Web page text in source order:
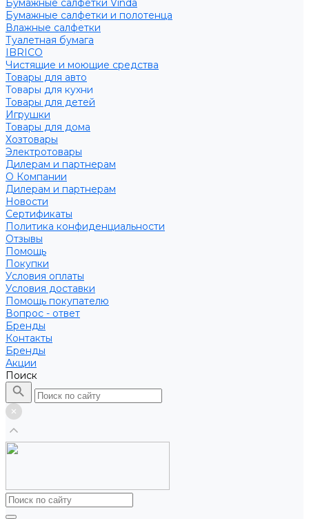
Бумажные салфетки Vinda
Бумажные салфетки и полотенца
Влажные салфетки
Туалетная бумага
IBRICO
Чистящие и моющие средства
Товары для авто
Товары для кухни
Товары для детей
Игрушки
Товары для дома
Хозтовары
Электротовары
Дилерам и партнерам
О Компании
Дилерам и партнерам
Новости
Сертификаты
Политика конфиденциальности
Отзывы
Помощь
Покупки
Условия оплаты
Условия доставки
Помощь покупателю
Вопрос - ответ
Бренды
Контакты
Бренды
Акции
Поиск